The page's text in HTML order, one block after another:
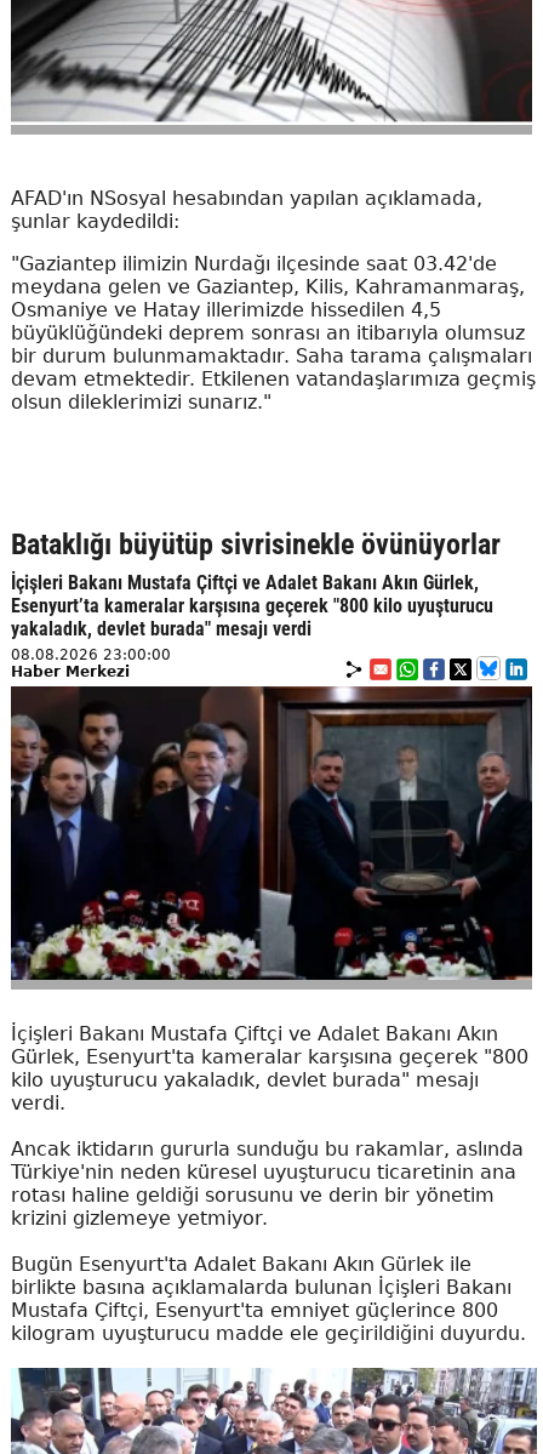
AFAD'ın NSosyal hesabından yapılan açıklamada,
şunlar kaydedildi:
"Gaziantep ilimizin Nurdağı ilçesinde saat 03.42'de
meydana gelen ve Gaziantep, Kilis, Kahramanmaraş,
Osmaniye ve Hatay illerimizde hissedilen 4,5
büyüklüğündeki deprem sonrası an itibarıyla olumsuz
bir durum bulunmamaktadır. Saha tarama çalışmaları
devam etmektedir. Etkilenen vatandaşlarımıza geçmiş
olsun dileklerimizi sunarız."
Bataklığı büyütüp sivrisinekle övünüyorlar
İçişleri Bakanı Mustafa Çiftçi ve Adalet Bakanı Akın Gürlek,
Esenyurt’ta kameralar karşısına geçerek "800 kilo uyuşturucu
yakaladık, devlet burada" mesajı verdi
08.08.2026 23:00:00
Haber Merkezi
İçişleri Bakanı Mustafa Çiftçi ve Adalet Bakanı Akın
Gürlek, Esenyurt'ta kameralar karşısına geçerek "800
kilo uyuşturucu yakaladık, devlet burada" mesajı
verdi.
Ancak iktidarın gururla sunduğu bu rakamlar, aslında
Türkiye'nin neden küresel uyuşturucu ticaretinin ana
rotası haline geldiği sorusunu ve derin bir yönetim
krizini gizlemeye yetmiyor.
Bugün Esenyurt'ta Adalet Bakanı Akın Gürlek ile
birlikte basına açıklamalarda bulunan İçişleri Bakanı
Mustafa Çiftçi, Esenyurt'ta emniyet güçlerince 800
kilogram uyuşturucu madde ele geçirildiğini duyurdu.